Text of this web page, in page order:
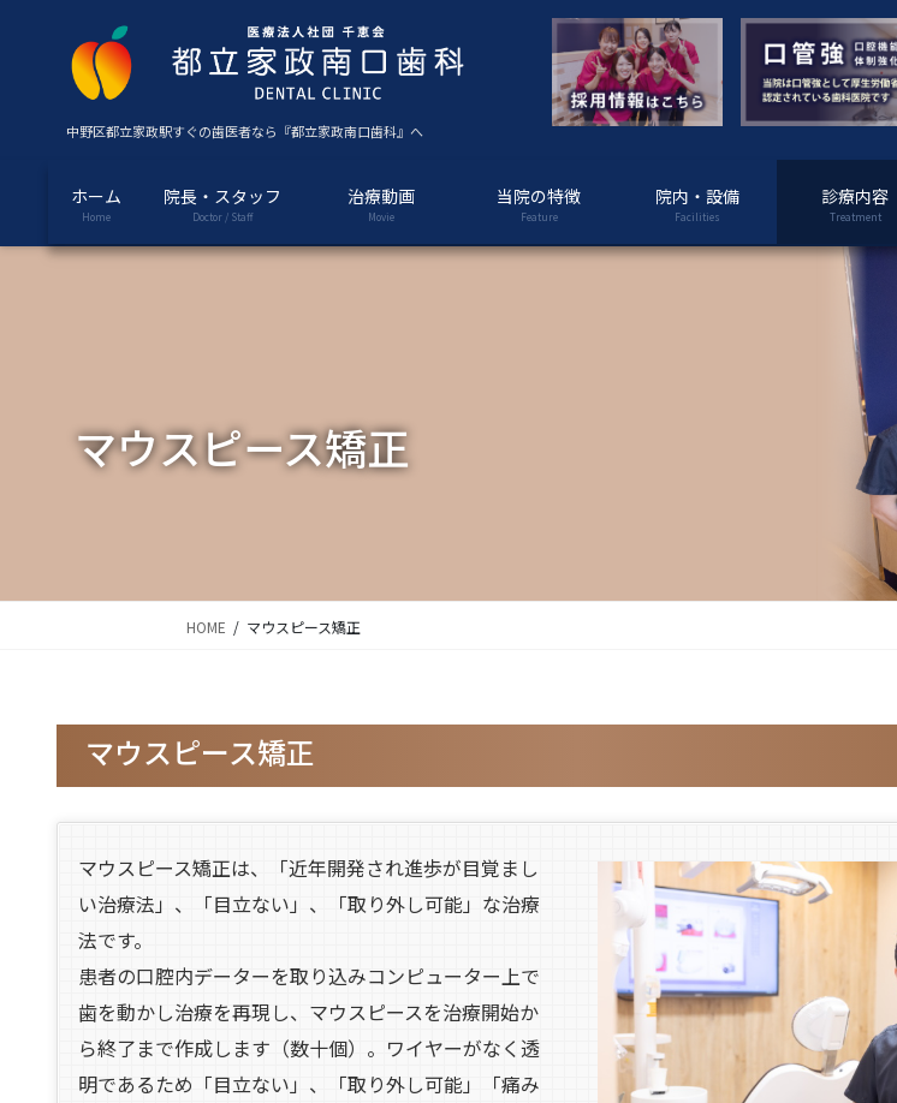
移
中野区都立家政駅すぐの歯医者なら『都立家政南口歯科』へ
ホーム
Home
院長・スタッフ
Doctor / Staff
治療動画
Movie
当院の特徴
Feature
院内・設備
Facilities
診療内容
Treatment
マウスピース矯正
HOME マウスピース矯正
マウスピース矯正
マウスピース矯正は、「近年開発され進歩が目覚まし
い治療法」、「目立ない」、「取り外し可能」な治療
法です。
患者の口腔内データーを取り込みコンピューター上で
歯を動かし治療を再現し、マウスピースを治療開始か
ら終了まで作成します（数十個）。ワイヤーがなく透
明であるため「目立ない」、「取り外し可能」「痛み